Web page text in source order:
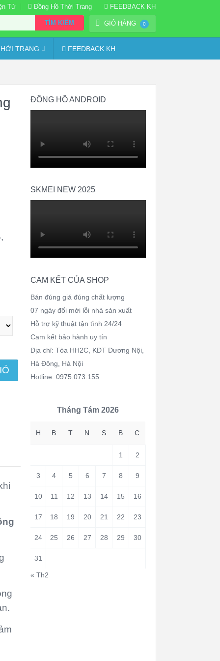
Tử Đồng Hồ Thời Trang FEEDBACK KH
GIỎ HÀNG 0
TÌM KIẾM
TRANG FEEDBACK KH
ĐỒNG HỒ ANDROID
SKMEI NEW 2025
CAM KẾT CỦA SHOP
Bán đúng giá đúng chất lượng
07 ngày đổi mới lỗi nhà sản xuất
Hỗ trợ kỹ thuật tận tình 24/24
Cam kết bảo hành uy tín
Địa chỉ: Tòa HH2C, KĐT Dương Nội,
Hà Đông, Hà Nội
Hotline: 0975.073.155
Tháng Tám 2026
H B T N S B C
1 2
3 4 5 6 7 8 9
10 11 12 13 14 15 16
17 18 19 20 21 22 23
24 25 26 27 28 29 30
31
« Th2